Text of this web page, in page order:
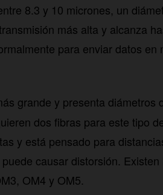
8.3 y 10 micrones, un
más alta y alcanza
para enviar datos en
grande y presenta diámetros
dos fibras para este tipo
y está pensado para
causar distorsión.
OM4 y OM5.